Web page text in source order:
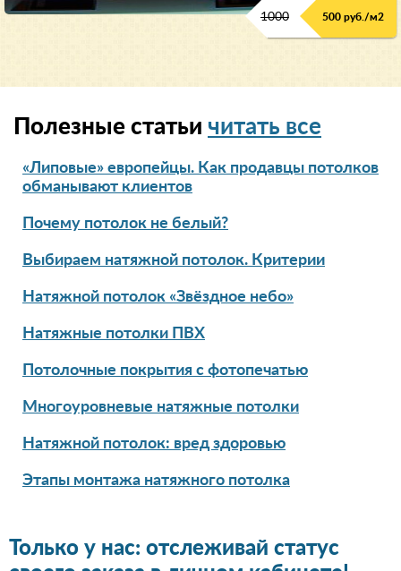
1000 500 руб./м2
Полезные статьи читать все
«Липовые» европейцы. Как продавцы потолков
обманывают клиентов
Почему потолок не белый?
Выбираем натяжной потолок. Критерии
Натяжной потолок «Звёздное небо»
Натяжные потолки ПВХ
Потолочные покрытия с фотопечатью
Многоуровневые натяжные потолки
Натяжной потолок: вред здоровью
Этапы монтажа натяжного потолка
Только у нас: отслеживай статус